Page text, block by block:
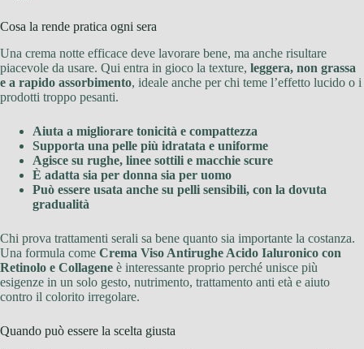
Cosa la rende pratica ogni sera
Una crema notte efficace deve lavorare bene, ma anche risultare
piacevole da usare. Qui entra in gioco la texture, leggera, non grassa
e a rapido assorbimento, ideale anche per chi teme l’effetto lucido o i
prodotti troppo pesanti.
Aiuta a migliorare tonicità e compattezza
Supporta una pelle più idratata e uniforme
Agisce su rughe, linee sottili e macchie scure
È adatta sia per donna sia per uomo
Può essere usata anche su pelli sensibili, con la dovuta
gradualità
Chi prova trattamenti serali sa bene quanto sia importante la costanza.
Una formula come Crema Viso Antirughe Acido Ialuronico con
Retinolo e Collagene è interessante proprio perché unisce più
esigenze in un solo gesto, nutrimento, trattamento anti età e aiuto
contro il colorito irregolare.
Quando può essere la scelta giusta